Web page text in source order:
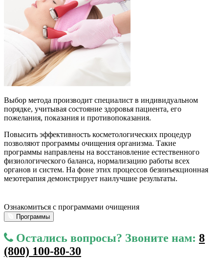
Выбор метода производит специалист в индивидуальном
порядке, учитывая состояние здоровья пациента, его
пожелания, показания и противопоказания.
Повысить эффективность косметологических процедур
позволяют программы очищения организма. Такие
программы направлены на восстановление естественного
физиологического баланса, нормализацию работы всех
органов и систем. На фоне этих процессов безинъекционная
мезотерапия демонстрирует наилучшие результаты.
Ознакомиться с программами очищения
Программы
Остались вопросы? Звоните нам: 8
(800) 100-80-30